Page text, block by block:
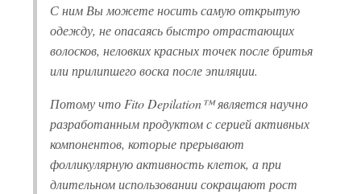
С ним Вы можете носить самую открытую
одежду, не опасаясь быстро отрастающих
волосков, неловких красных точек после бритья
или прилипшего воска после эпиляции.
Потому что Fito Depilation™ является научно
разработанным продуктом с серией активных
компонентов, которые прерывают
фолликулярную активность клеток, а при
длительном использовании сокращают рост